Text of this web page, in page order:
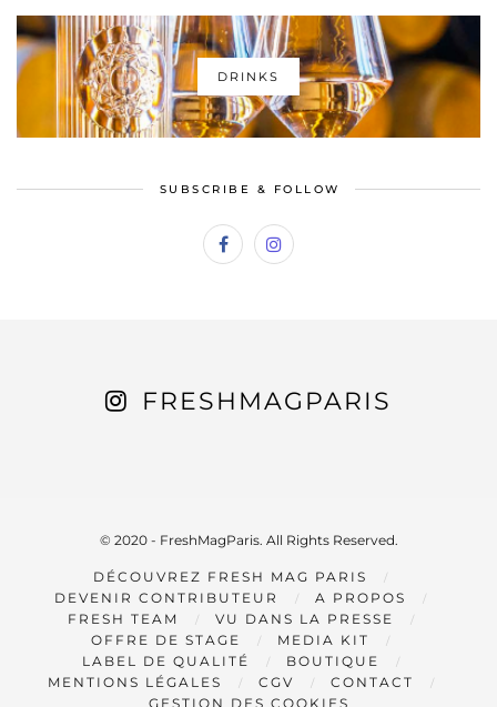
DRINKS
SUBSCRIBE & FOLLOW
FRESHMAGPARIS
© 2020 - FreshMagParis. All Rights Reserved.
DÉCOUVREZ FRESH MAG PARIS
DEVENIR CONTRIBUTEUR
A PROPOS
FRESH TEAM
VU DANS LA PRESSE
OFFRE DE STAGE
MEDIA KIT
LABEL DE QUALITÉ
BOUTIQUE
MENTIONS LÉGALES
CGV
CONTACT
GESTION DES COOKIES